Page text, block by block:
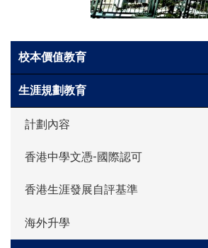
環球探索
入學申請
學生園地
學生表現
Side
Meun
校本價值教育
生涯規劃教育
計劃內容
香港中學文憑-國際認可
香港生涯發展自評基準
海外升學